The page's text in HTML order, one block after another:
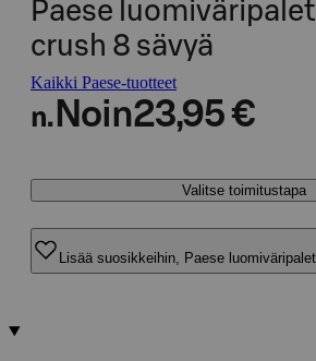
Paese
crush 8 sävyä
Kaikki Paese-tuotteet
n. Noin23,95 €
Valitse toimitustapa
Lisää suosikkeihin, Paese